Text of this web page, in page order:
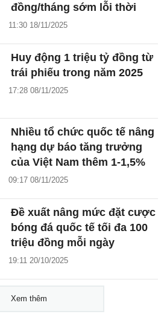
đồng/tháng sớm lỗi thời
11:30 18/11/2025
Huy động 1 triệu tỷ đồng từ
trái phiếu trong năm 2025
17:28 08/11/2025
Nhiều tổ chức quốc tế nâng
hạng dự báo tăng trưởng
của Việt Nam thêm 1-1,5%
09:17 08/11/2025
Đề xuất nâng mức đặt cược
bóng đá quốc tế tối đa 100
triệu đồng mỗi ngày
19:11 20/10/2025
Xem thêm